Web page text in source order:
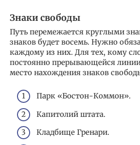
Знаки свободы
Путь перемежается круглыми
знаков будет восемь. Нужно
каждому из них. Для тех, кому
постоянно прерывающейся
место нахождения знаков
Парк «Бостон-Коммон».
Капитолий штата.
Кладбище Гренари.